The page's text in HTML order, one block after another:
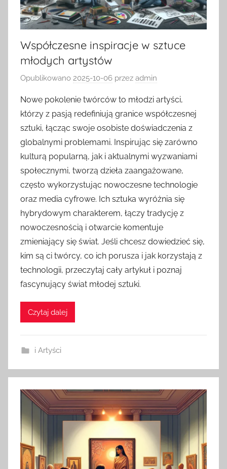
Współczesne inspiracje w sztuce
młodych artystów
Opublikowano 2025-10-06 przez admin
Nowe pokolenie twórców to młodzi artyści,
którzy z pasją redefiniują granice współczesnej
sztuki, łącząc swoje osobiste doświadczenia z
globalnymi problemami. Inspirując się zarówno
kulturą popularną, jak i aktualnymi wyzwaniami
społecznymi, tworzą dzieła zaangażowane,
często wykorzystując nowoczesne technologie
oraz media cyfrowe. Ich sztuka wyróżnia się
hybrydowym charakterem, łączy tradycję z
nowoczesnością i otwarcie komentuje
zmieniający się świat. Jeśli chcesz dowiedzieć się,
kim są ci twórcy, co ich porusza i jak korzystają z
technologii, przeczytaj cały artykuł i poznaj
fascynujący świat młodej sztuki.
Czytaj dalej
i Artyści